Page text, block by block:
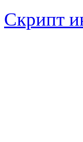
Скрипт